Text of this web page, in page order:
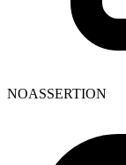
NOASSERTION